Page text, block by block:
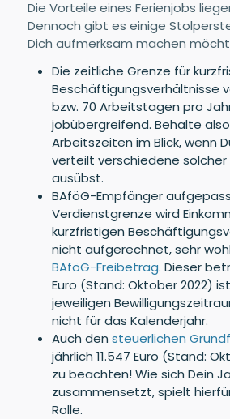
Die Vorteile eines Ferienjobs
Dennoch gibt es einige
Dich aufmerksam machen
Die zeitliche Grenze für
Beschäftigungsverhältnisse
bzw. 70 Arbeitstagen pro
jobübergreifend. Behalte
Arbeitszeiten im Blick, wenn
verteilt verschiedene
ausübst.
BAföG-Empfänger
Verdienstgrenze wird
kurzfristigen
nicht aufgerechnet, sehr
BAföG-Freibetrag. Dieser
Euro (Stand: Oktober 2022)
jeweiligen
nicht für das Kalenderjahr.
Auch den steuerlichen
jährlich 11.547 Euro (Stand:
zu beachten! Wie sich Dein
zusammensetzt, spielt
Rolle.